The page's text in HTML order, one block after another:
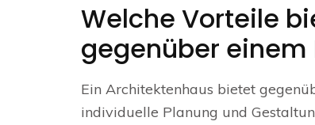
Welche Vorteile
gegenüber einem
Ein Architektenhaus bietet
individuelle Planung und